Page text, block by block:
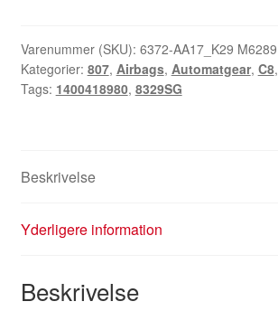
C8
Peugeot
807
Varenummer (SKU): 6372-AA17_K29 M6289
Kategorier: 807, Airbags, Automatgear, C8,
Tags: 1400418980, 8329SG
Beskrivelse
Yderligere information
Beskrivelse